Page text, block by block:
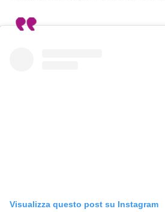
Visualizza questo post su Instagram